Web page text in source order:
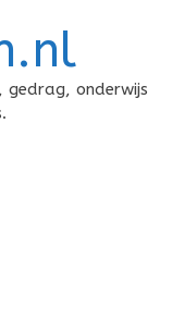
gedrag, onderwijs